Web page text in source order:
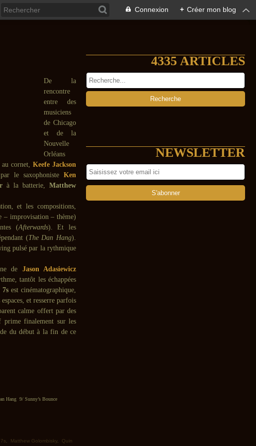
Connexion + Créer mon blog
De la
rencontre
entre des
musiciens
de Chicago
et de la
Nouvelle
Orléans
au cornet, Keefe Jackson
le saxophoniste Ken
à la batterie,Matthew
et les compositions,
– improvisation – thème)
(Afterwards). Et les
(The Dan Hang).
pulsé par la rythmique
de Jason Adasiewicz
tantôt les échappées
est cinématographique,
et resserre parfois
calme offert par des
prime finalement sur les
du début à la fin de ce
Hang 9/ Sunny’s Bounce
Matthew Golombisky, Quin
4335 ARTICLES
NEWSLETTER